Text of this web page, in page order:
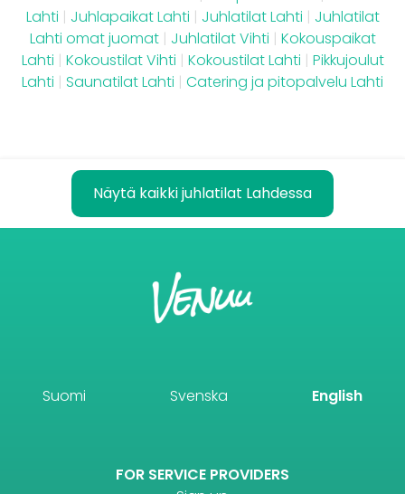
Lahti | Juhlapaikat Lahti | Juhlatilat Lahti | Juhlatilat
Lahti omat juomat | Juhlatilat Vihti | Kokouspaikat
Lahti | Kokoustilat Vihti | Kokoustilat Lahti | Pikkujoulut
Lahti | Saunatilat Lahti | Catering ja pitopalvelu Lahti
Näytä kaikki juhlatilat Lahdessa
Suomi Svenska English
FOR SERVICE PROVIDERS